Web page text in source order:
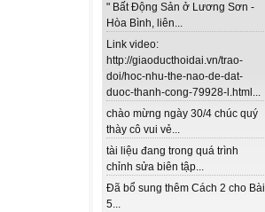
" Bất Động Sản ở Lương Sơn -
Hòa Bình, liên...
Link video:
http://giaoducthoidai.vn/trao-
doi/hoc-nhu-the-nao-de-dat-
duoc-thanh-cong-79928-l.html...
chào mừng ngày 30/4 chúc quý
thày cô vui vẻ...
tài liệu đang trong quá trình
chỉnh sửa biên tập...
Đã bổ sung thêm Cách 2 cho Bài
5...